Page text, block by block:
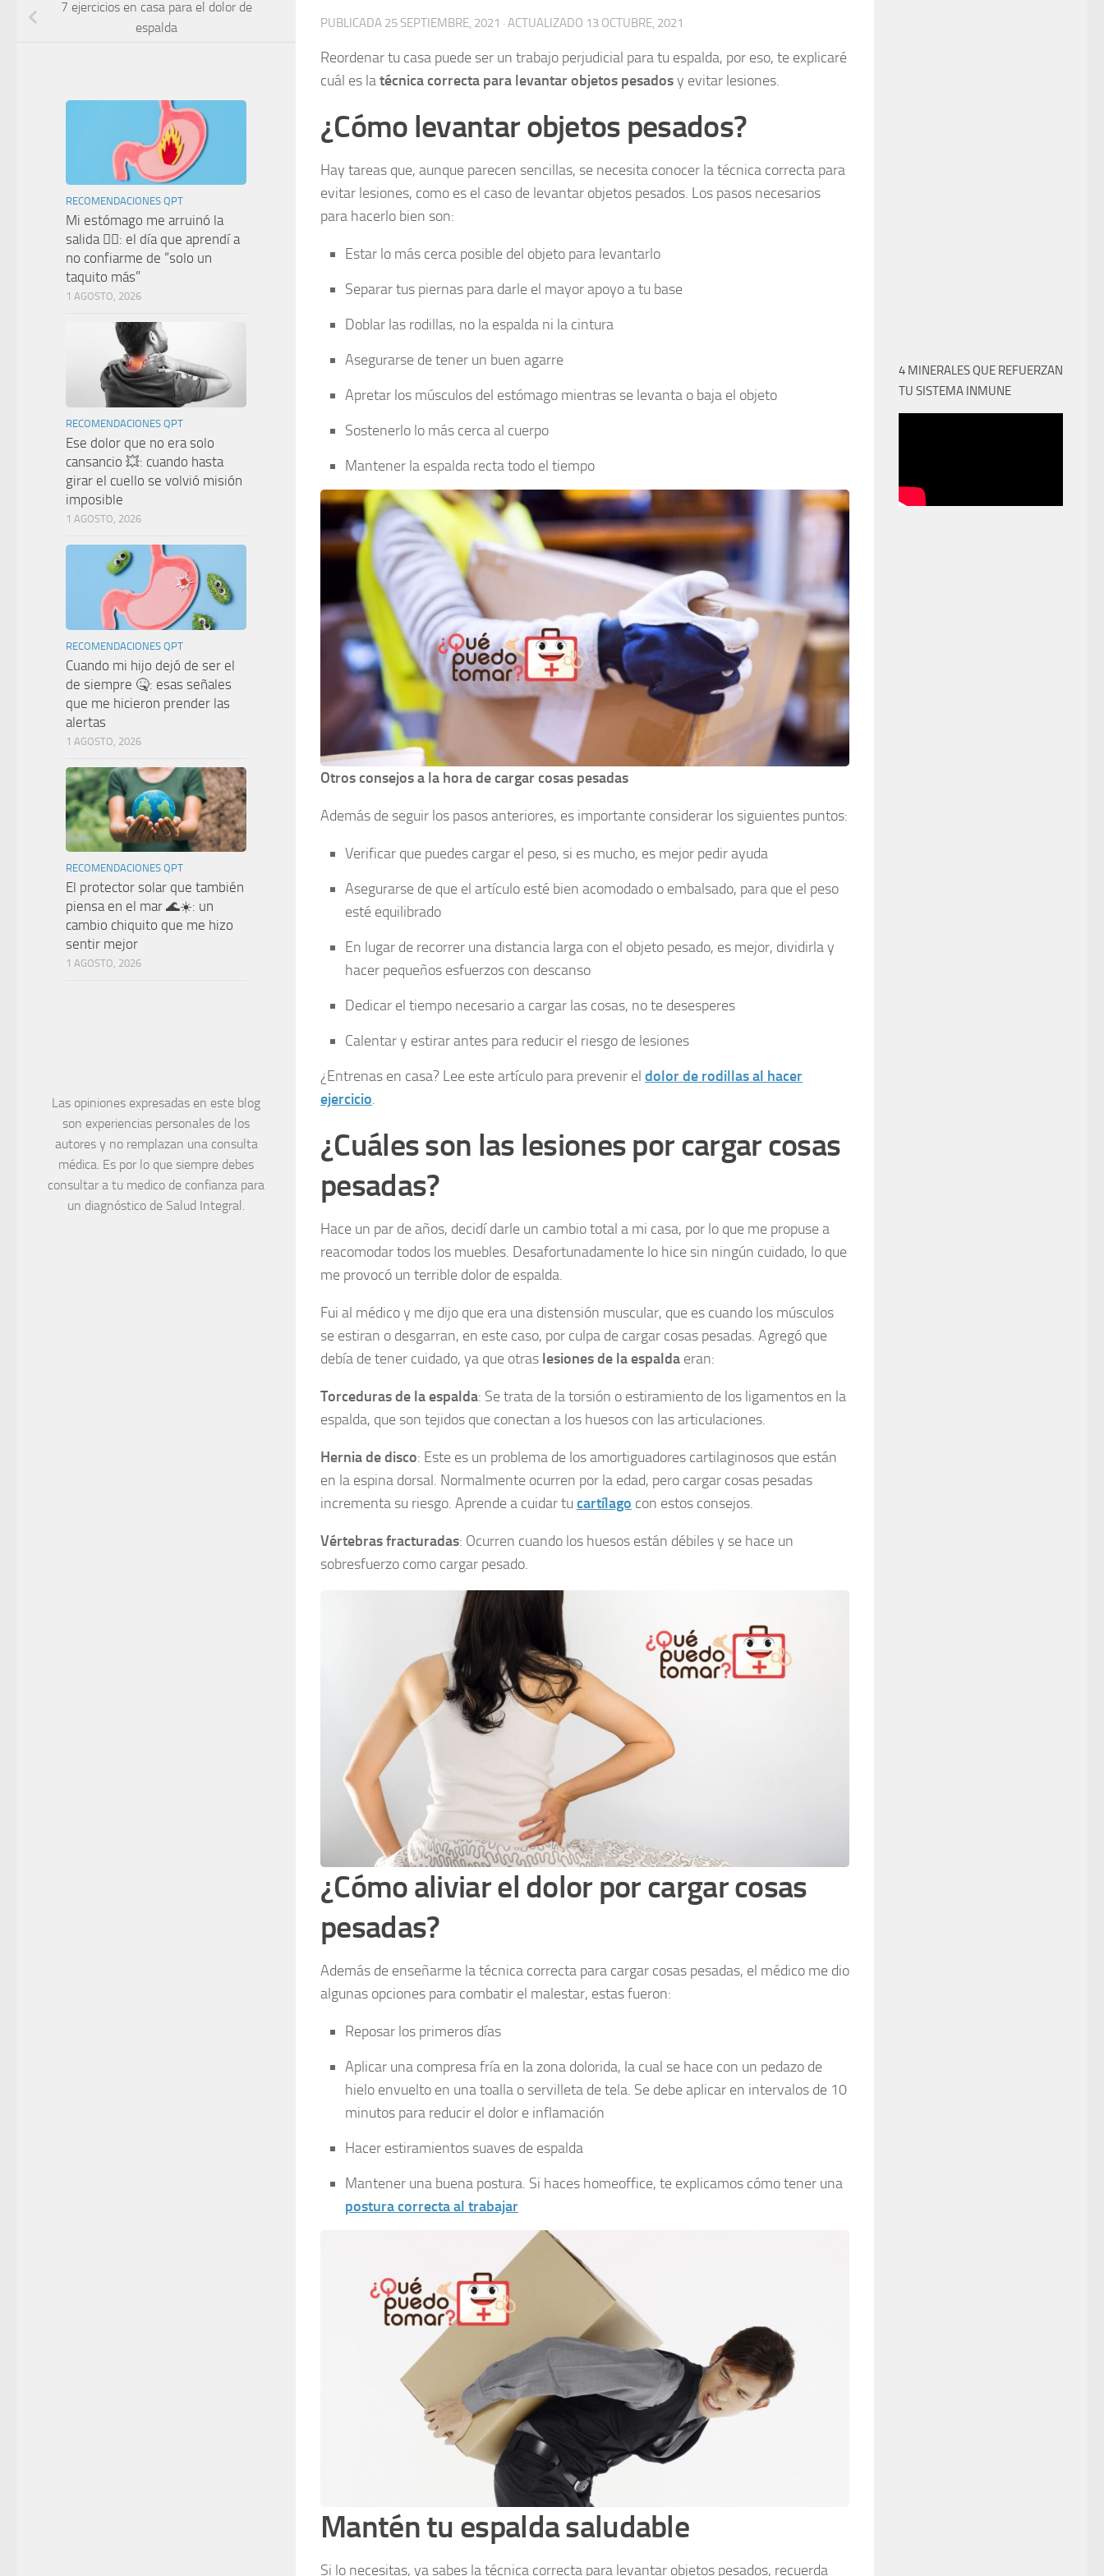
PUBLICADA 25 SEPTIEMBRE, 2021 · ACTUALIZADO 13 OCTUBRE, 2021
Reordenar tu casa puede ser un trabajo perjudicial para tu espalda, por eso, te explicaré
cuál es latécnica correcta para levantar objetos pesadosy evitar lesiones.
¿Cómo levantar objetos pesados?
Hay tareas que, aunque parecen sencillas, se necesita conocer la técnica correcta para
evitar lesiones, como es el caso de levantar objetos pesados. Los pasos necesarios
para hacerlo bien son:
Estar lo más cerca posible del objeto para levantarlo
Separar tus piernas para darle el mayor apoyo a tu base
Doblar las rodillas, no la espalda ni la cintura
Asegurarse de tener un buen agarre
Apretar los músculos del estómago mientras se levanta o baja el objeto
Sostenerlo lo más cerca al cuerpo
Mantener la espalda recta todo el tiempo
Otros consejos a la hora de cargar cosas pesadas
Además de seguir los pasos anteriores, es importante considerar los siguientes puntos:
Verificar que puedes cargar el peso, si es mucho, es mejor pedir ayuda
Asegurarse de que el artículo esté bien acomodado o embalsado, para que el peso
esté equilibrado
En lugar de recorrer una distancia larga con el objeto pesado, es mejor, dividirla y
hacer pequeños esfuerzos con descanso
Dedicar el tiempo necesario a cargar las cosas, no te desesperes
Calentar y estirar antes para reducir el riesgo de lesiones
¿Entrenas en casa? Lee este artículo para prevenir el dolor de rodillas al hacer
ejercicio.
¿Cuáles son las lesiones por cargar cosas
pesadas?
Hace un par de años, decidí darle un cambio total a mi casa, por lo que me propuse a
reacomodar todos los muebles. Desafortunadamente lo hice sin ningún cuidado, lo que
me provocó un terrible dolor de espalda.
Fui al médico y me dijo que era una distensión muscular, que es cuando los músculos
se estiran o desgarran, en este caso, por culpa de cargar cosas pesadas. Agregó que
debía de tener cuidado, ya que otras lesiones de la espalda eran:
Torceduras de la espalda: Se trata de la torsión o estiramiento de los ligamentos en la
espalda, que son tejidos que conectan a los huesos con las articulaciones.
Hernia de disco: Este es un problema de los amortiguadores cartilaginosos que están
en la espina dorsal. Normalmente ocurren por la edad, pero cargar cosas pesadas
incrementa su riesgo. Aprende a cuidar tu cartílago con estos consejos.
Vértebras fracturadas: Ocurren cuando los huesos están débiles y se hace un
sobresfuerzo como cargar pesado.
¿Cómo aliviar el dolor por cargar cosas
pesadas?
Además de enseñarme la técnica correcta para cargar cosas pesadas, el médico me dio
algunas opciones para combatir el malestar, estas fueron:
Reposar los primeros días
Aplicar una compresa fría en la zona dolorida, la cual se hace con un pedazo de
hielo envuelto en una toalla o servilleta de tela. Se debe aplicar en intervalos de 10
minutos para reducir el dolor e inflamación
Hacer estiramientos suaves de espalda
Mantener una buena postura. Si haces homeoffice, te explicamos cómo tener una
postura correcta al trabajar
Mantén tu espalda saludable
Si lo necesitas, ya sabes la técnica correcta para levantar objetos pesados, recuerda
7 ejercicios en casa para el dolor de
espalda
RECOMENDACIONES QPT
Mi estómago me arruinó la
salida 🤦‍♀️: el día que aprendí a
no confiarme de “solo un
taquito más”
1 AGOSTO, 2026
RECOMENDACIONES QPT
Ese dolor que no era solo
cansancio 💥: cuando hasta
girar el cuello se volvió misión
imposible
1 AGOSTO, 2026
RECOMENDACIONES QPT
Cuando mi hijo dejó de ser el
de siempre 🤒: esas señales
que me hicieron prender las
alertas
1 AGOSTO, 2026
RECOMENDACIONES QPT
El protector solar que también
piensa en el mar 🌊☀️: un
cambio chiquito que me hizo
sentir mejor
1 AGOSTO, 2026
Las opiniones expresadas en este blog
son experiencias personales de los
autores y no remplazan una consulta
médica. Es por lo que siempre debes
consultar a tu medico de confianza para
un diagnóstico de Salud Integral.
4 MINERALES QUE REFUERZAN
TU SISTEMA INMUNE